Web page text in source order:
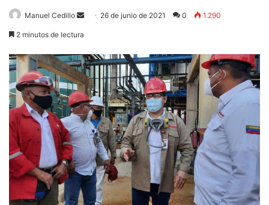
Manuel Cedillo
Send 26 de junio de 2021 0 1.290
2 minutos de lectura